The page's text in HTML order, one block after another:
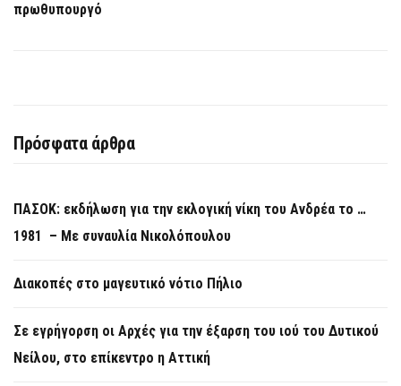
πρωθυπουργό
Πρόσφατα άρθρα
ΠΑΣΟΚ: εκδήλωση για την εκλογική νίκη του Ανδρέα το …
1981 – Με συναυλία Νικολόπουλου
Διακοπές στο μαγευτικό νότιο Πήλιο
Σε εγρήγορση οι Αρχές για την έξαρση του ιού του Δυτικού
Νείλου, στο επίκεντρο η Αττική